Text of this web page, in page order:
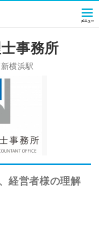
事務所
横浜駅
経営者様の理解